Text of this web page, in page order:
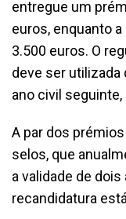
entregue um
euros, enquanto
3.500 euros. O
deve ser utilizada
ano civil
A par dos
selos, que
a validade de
recandidatura